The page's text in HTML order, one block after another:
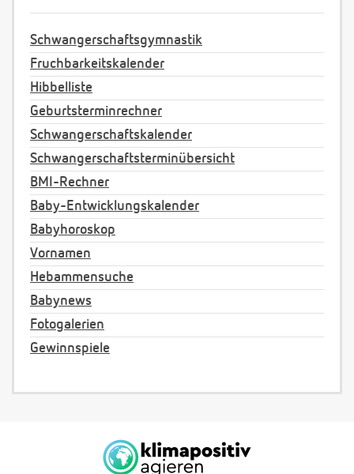
Schwangerschaftsgymnastik
Fruchbarkeitskalender
Hibbelliste
Geburtsterminrechner
Schwangerschaftskalender
Schwangerschaftsterminübersicht
BMI-Rechner
Baby-Entwicklungskalender
Babyhoroskop
Vornamen
Hebammensuche
Babynews
Fotogalerien
Gewinnspiele